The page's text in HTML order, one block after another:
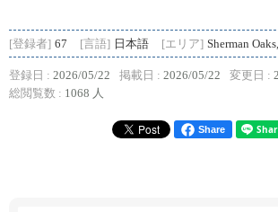
[登録者] 67 [言語] 日本語 [エリア] Sherman
登録日 : 2026/05/22 掲載日 : 2026/05/22 変更日 :
総閲覧数 : 1068 人
Share